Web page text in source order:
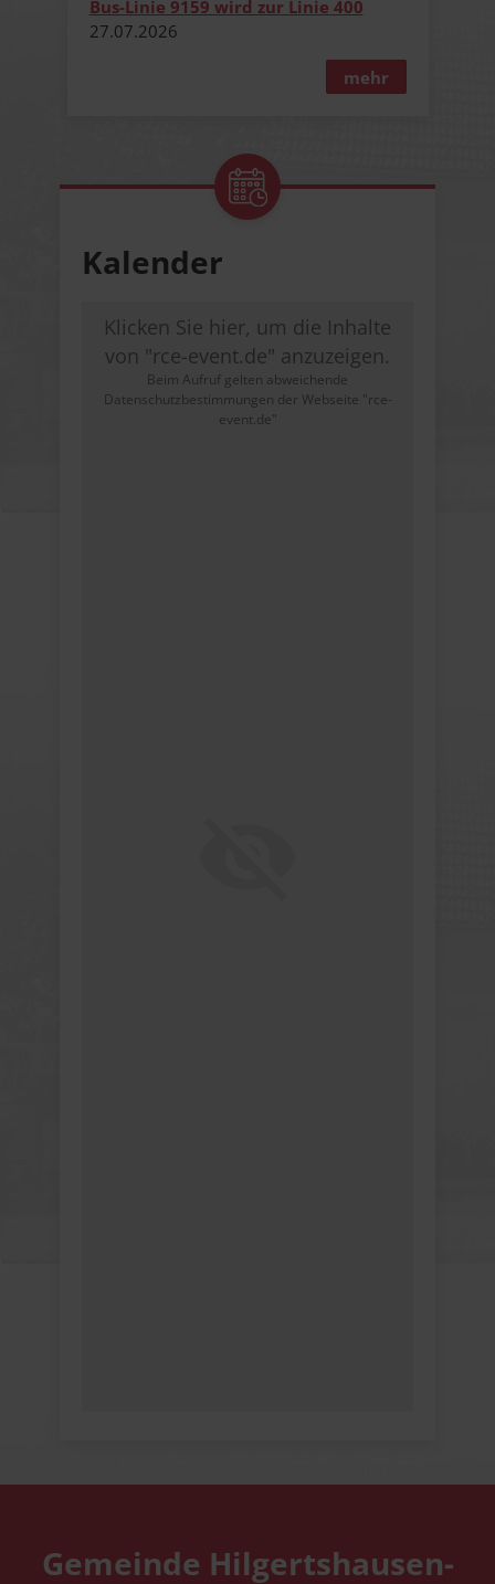
Bus-Linie 9159 wird zur Linie 400
27.​07.​2026
mehr
Kalender
Klicken Sie hier, um die Inhalte
von "rce-event.de" anzuzeigen.
Beim Aufruf gelten abweichende
Datenschutzbestimmungen der Webseite "rce-
event.de"
Gemeinde Hilgertshausen-